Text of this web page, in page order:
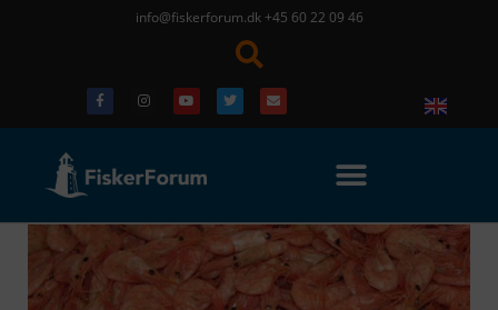
info@fiskerforum.dk +45 60 22 09 46